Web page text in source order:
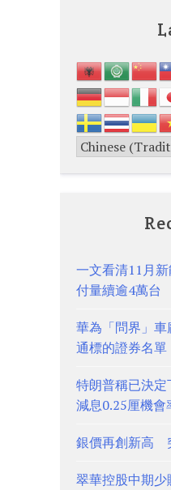
一文看清11月
付量續逾4萬台
華為「問界」
通標的證券名單
特朗普稱已決
減息0.25厘機會
銀價再創新高
翠華控股中期